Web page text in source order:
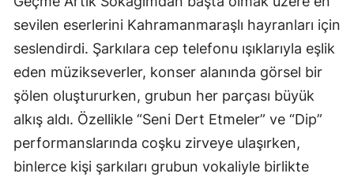
sevilen eserlerini Kahramanmaraşlı hayranları için
seslendirdi. Şarkılara cep telefonu ışıklarıyla eşlik
eden müzikseverler, konser alanında görsel bir
şölen oluştururken, grubun her parçası büyük
alkış aldı. Özellikle “Seni Dert Etmeler” ve “Dip”
performanslarında coşku zirveye ulaşırken,
binlerce kişi şarkıları grubun vokaliyle birlikte